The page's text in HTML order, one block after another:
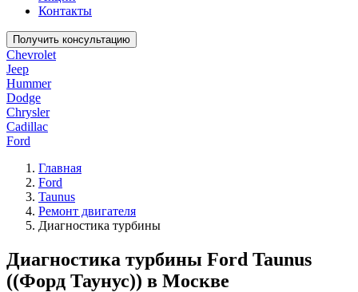
Контакты
Получить консультацию
Chevrolet
Jeep
Hummer
Dodge
Chrysler
Cadillac
Ford
Главная
Ford
Taunus
Ремонт двигателя
Диагностика турбины
Диагностика турбины Ford Taunus
((Форд Таунус)) в Москве